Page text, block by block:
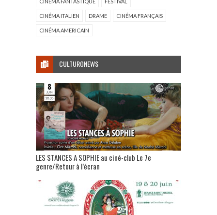
CINÉMA ITALIEN DRAME CINÉMA FRANÇAIS
CINÉMA AMERICAIN
CULTURONEWS
LES STANCES A SOPHIE au ciné-club Le 7e
genre/Retour à l’écran